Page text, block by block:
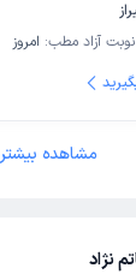
نوبت آزاد مطب: امروز
مشاهده بیشتر
نژاد